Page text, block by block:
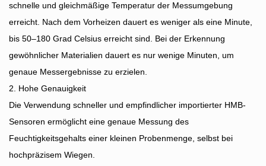
schnelle und gleichmäßige Temperatur der Messumgebung
erreicht. Nach dem Vorheizen dauert es weniger als eine Minute,
bis 50–180 Grad Celsius erreicht sind. Bei der Erkennung
gewöhnlicher Materialien dauert es nur wenige Minuten, um
genaue Messergebnisse zu erzielen.
2. Hohe Genauigkeit
Die Verwendung schneller und empfindlicher importierter HMB-
Sensoren ermöglicht eine genaue Messung des
Feuchtigkeitsgehalts einer kleinen Probenmenge, selbst bei
hochpräzisem Wiegen.